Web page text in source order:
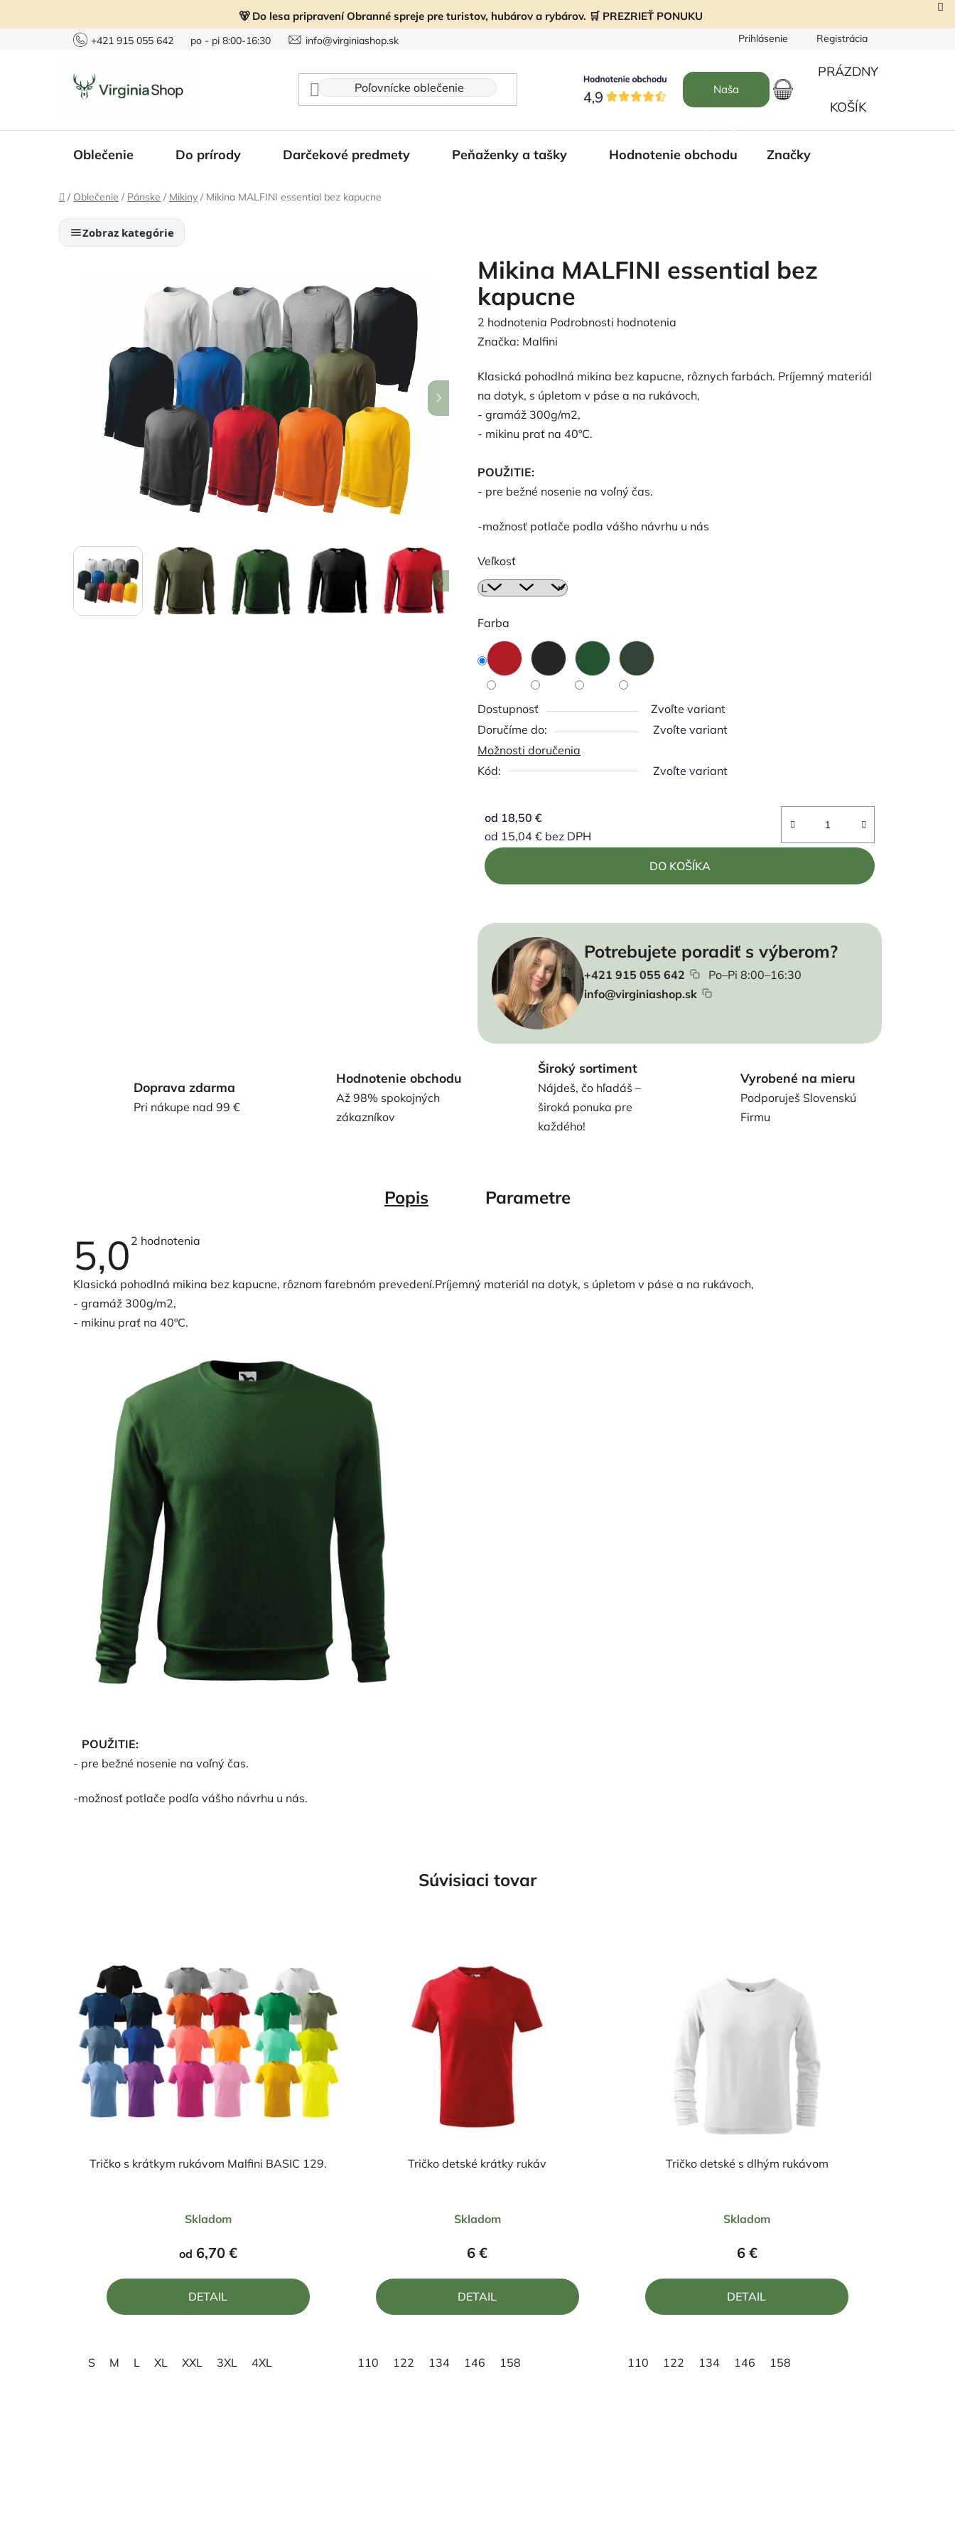
🐻 Do lesa pripravení Obranné spreje pre turistov, hubárov a rybárov. 🛒 PREZRIEŤ PONUKU
+421 915 055 642 po - pi 8:00-16:30 info@virginiashop.sk Prihlásenie Registrácia
Naša
NÁKUPNÝ
PRÁZDNY
KOŠÍK
Oblečenie Do prírody Darčekové predmety Peňaženky a tašky Hodnotenie obchodu Značky
Domov
/ Oblečenie / Pánske / Mikiny / Mikina MALFINI essential bez kapucne
Zobraz kategórie
Mikina MALFINI essential bez
kapucne
Priemerné
hodnotenie
je
5,0
z
5
2 hodnotenia Podrobnosti hodnotenia
Značka: Malfini
Klasická pohodlná mikina bez kapucne, rôznych farbách. Príjemný materiál
na dotyk, s úpletom v páse a na rukávoch,
- gramáž 300g/m2,
- mikinu prať na 40ºC.
POUŽITIE:
- pre bežné nosenie na voľný čas.
-možnosť potlače podla vášho návrhu u nás
Veľkosť
Farba
Dostupnosť
Zvoľte variant
Zvoľte variant
Možnosti doručenia
Kód:
Zvoľte variant
od 18,50 €
od 15,04 € bez DPH
Jednotková cena:
DO KOŠÍKA
Potrebujete poradiť s výberom?
+421 915 055 642
Po–Pi 8:00–16:30
info@virginiashop.sk
Doprava zdarma
Pri nákupe nad 99 €
Hodnotenie obchodu
Až 98% spokojných
zákazníkov
Široký sortiment
Nájdeš, čo hľadáš –
široká ponuka pre
každého!
Vyrobené na mieru
Podporuješ Slovenskú
Firmu
Popis Parametre
5,0 Priemerné
5,0
z
5
hviezdičiek.
2 hodnotenia
Klasická pohodlná mikina bez kapucne, rôznom farebnóm prevedení.Príjemný materiál na dotyk, s úpletom v páse a na rukávoch,
- gramáž 300g/m2,
- mikinu prať na 40ºC.
POUŽITIE:
- pre bežné nosenie na voľný čas.
-možnosť potlače podľa vášho návrhu u nás.
Súvisiaci tovar
Tričko s krátkym rukávom Malfini BASIC 129.
hodnotenie
produktu
z
Skladom
od 6,70 €
DETAIL
S M L XL XXL 3XL 4XL
Tričko detské krátky rukáv
hodnotenie
produktu
z
Skladom
6 €
DETAIL
110 122 134 146 158
Tričko detské s dlhým rukávom
hodnotenie
produktu
z
Skladom
6 €
DETAIL
110 122 134 146 158